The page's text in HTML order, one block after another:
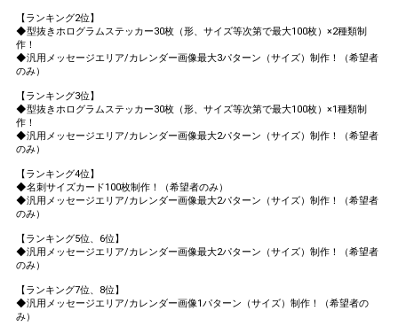
【ランキング2位】
◆型抜きホログラムステッカー30枚（形、サイズ等次第で最大100枚）×2種類制
作！
◆汎用メッセージエリア/カレンダー画像最大3パターン（サイズ）制作！（希望者
のみ）
【ランキング3位】
◆型抜きホログラムステッカー30枚（形、サイズ等次第で最大100枚）×1種類制
作！
◆汎用メッセージエリア/カレンダー画像最大2パターン（サイズ）制作！（希望者
のみ）
【ランキング4位】
◆名刺サイズカード100枚制作！（希望者のみ）
◆汎用メッセージエリア/カレンダー画像最大2パターン（サイズ）制作！（希望者
のみ）
【ランキング5位、6位】
◆汎用メッセージエリア/カレンダー画像最大2パターン（サイズ）制作！（希望者
のみ）
【ランキング7位、8位】
◆汎用メッセージエリア/カレンダー画像1パターン（サイズ）制作！（希望者の
み）